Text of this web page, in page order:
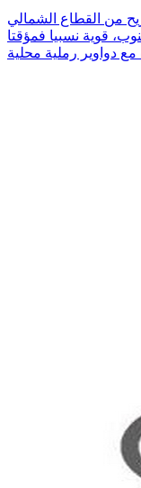
من القطاع الشمالي
قوية نسبيا فمؤقتا